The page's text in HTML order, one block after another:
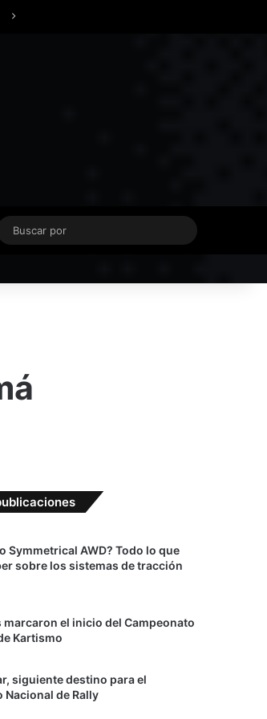
Buscar
Symmetrical AWD? Todo lo que
sobre los sistemas de tracción
marcaron el inicio del Campeonato
Kartismo
siguiente destino para el
Nacional de Rally